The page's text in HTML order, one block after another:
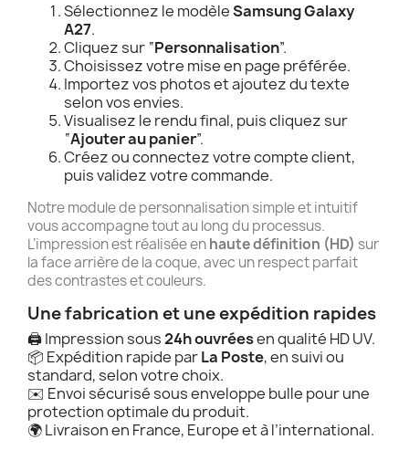
Sélectionnez le modèleSamsung Galaxy
A27.
Cliquez sur “Personnalisation”.
Choisissez votre mise en page préférée.
Importez vos photos et ajoutez du texte
selon vos envies.
Visualisez le rendu final, puis cliquez sur
“Ajouter au panier”.
Créez ou connectez votre compte client,
puis validez votre commande.
Notre module de personnalisation simple et intuitif
vous accompagne tout au long du processus.
L’impression est réalisée enhaute définition (HD) sur
la face arrière de la coque, avec un respect parfait
des contrastes et couleurs.
Une fabrication et une expédition rapides
🖨️ Impression sous24h ouvréesen qualité HD UV.
📦 Expédition rapide parLa Poste, en suivi ou
standard, selon votre choix.
✉️ Envoi sécurisé sous enveloppe bulle pour une
protection optimale du produit.
🌍 Livraison en France, Europe et à l’international.